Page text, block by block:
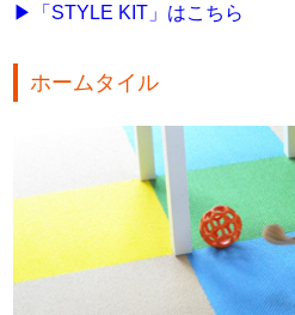
▶「STYLE KIT」はこちら
ホームタイル